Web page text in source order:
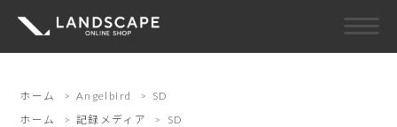
ホーム > Angelbird > SD
ホーム
> 記録メディア > SD